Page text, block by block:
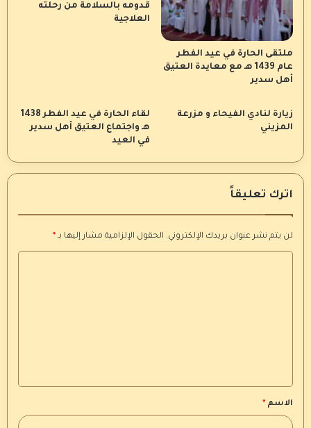
ملتقى الحارة في عيد الفطر
عام 1439 هـ مع معايدة العتيق
أهل سدير
قدومه بالسلامة من رحلته
العلاجية
زيارة لنادي الفيحاء و مزرعة
المزيني
لقاء الحارة في عيد الفطر 1438
هـ واجتماع العتيق أهل سدير
في العيد
اترك تعليقاً
لن يتم نشر عنوان بريدك الإلكتروني. الحقول الإلزامية مشار إليها بـ *
ق
*الاسم *